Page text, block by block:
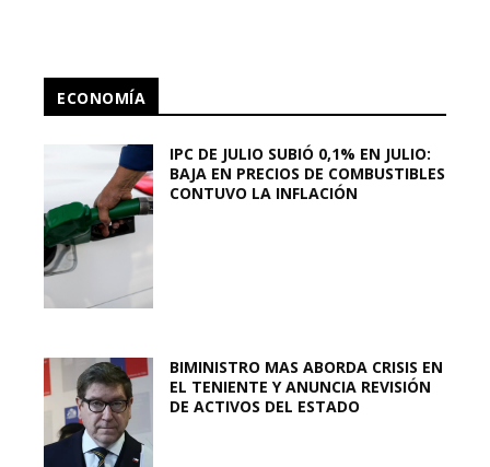
ECONOMÍA
IPC DE JULIO SUBIÓ 0,1% EN JULIO:
BAJA EN PRECIOS DE COMBUSTIBLES
CONTUVO LA INFLACIÓN
BIMINISTRO MAS ABORDA CRISIS EN
EL TENIENTE Y ANUNCIA REVISIÓN
DE ACTIVOS DEL ESTADO